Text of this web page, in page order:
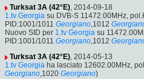
Turksat 3A (42°E), 2014-09-18
1.tv Georgia su DVB-S 11472.00MHz,
PID:1001/1011 Georgiano,1012
Nuovo SID per 1.tv Georgia su
PID:1001/1011 Georgiano,1012
Turksat 3A (42°E), 2014-05-13
1.tv Georgia ha lasciato 12602.00MHz,
Georgiano,1020 Georgiano)